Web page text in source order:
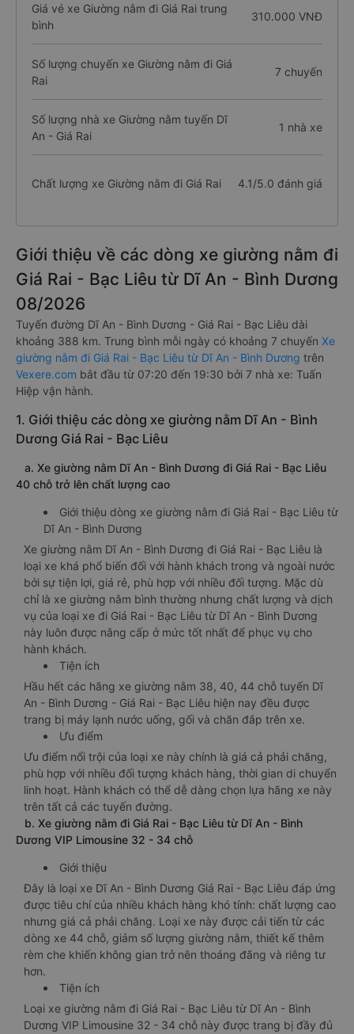
Giá vé xe Giường nằm đi Giá Rai trung
bình
310.000 VNĐ
Số lượng chuyến xe Giường nằm đi Giá
Rai
7 chuyến
Số lượng nhà xe Giường nằm tuyến Dĩ
An - Giá Rai
1 nhà xe
Chất lượng xe Giường nằm đi Giá Rai 4.1/5.0 đánh giá
Giới thiệu về các dòng xe giường nằm đi
Giá Rai - Bạc Liêu từ Dĩ An - Bình Dương
08/2026
Tuyến đường Dĩ An - Bình Dương - Giá Rai - Bạc Liêu dài
khoảng 388 km. Trung bình mỗi ngày có khoảng 7 chuyến Xe
giường nằm đi Giá Rai - Bạc Liêu từ Dĩ An - Bình Dương trên
Vexere.com bắt đầu từ 07:20 đến 19:30 bởi 7 nhà xe: Tuấn
Hiệp vận hành.
1. Giới thiệu các dòng xe giường nằm Dĩ An - Bình
Dương Giá Rai - Bạc Liêu
a. Xe giường nằm Dĩ An - Bình Dương đi Giá Rai - Bạc Liêu
40 chỗ trở lên chất lượng cao
Giới thiệu dòng xe giường nằm đi Giá Rai - Bạc Liêu từ
Dĩ An - Bình Dương
Xe giường nằm Dĩ An - Bình Dương đi Giá Rai - Bạc Liêu là
loại xe khá phổ biến đối với hành khách trong và ngoài nước
bởi sự tiện lợi, giá rẻ, phù hợp với nhiều đối tượng. Mặc dù
chỉ là xe giường nằm bình thường nhưng chất lượng và dịch
vụ của loại xe đi Giá Rai - Bạc Liêu từ Dĩ An - Bình Dương
này luôn được nâng cấp ở mức tốt nhất để phục vụ cho
hành khách.
Tiện ích
Hầu hết các hãng xe giường nằm 38, 40, 44 chỗ tuyến Dĩ
An - Bình Dương - Giá Rai - Bạc Liêu hiện nay đều được
trang bị máy lạnh nước uống, gối và chăn đắp trên xe.
Ưu điểm
Ưu điểm nổi trội của loại xe này chính là giá cả phải chăng,
phù hợp với nhiều đối tượng khách hàng, thời gian di chuyển
linh hoạt. Hành khách có thể dễ dàng chọn lựa hãng xe này
trên tất cả các tuyến đường.
b. Xe giường nằm đi Giá Rai - Bạc Liêu từ Dĩ An - Bình
Dương VIP Limousine 32 - 34 chỗ
Giới thiệu
Đây là loại xe Dĩ An - Bình Dương Giá Rai - Bạc Liêu đáp ứng
được tiêu chí của nhiều khách hàng khó tính: chất lượng cao
nhưng giá cả phải chăng. Loại xe này được cải tiến từ các
dòng xe 44 chỗ, giảm số lượng giường nằm, thiết kế thêm
rèm che khiến không gian trở nên thoáng đãng và riêng tư
hơn.
Tiện ích
Loại xe giường nằm đi Giá Rai - Bạc Liêu từ Dĩ An - Bình
Dương VIP Limousine 32 - 34 chỗ này được trang bị đầy đủ